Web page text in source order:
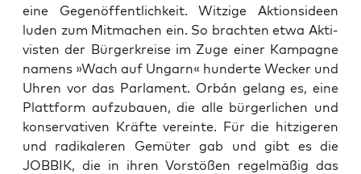
eine Gegen­öf­fent­lich­keit. Wit­zi­ge Akti­ons­ideen
luden zum Mit­ma­chen ein. So brach­ten etwa Akti­
vis­ten der Bür­ger­krei­se im Zuge einer Kam­pa­gne
namens »Wach auf Ungarn« hun­der­te Wecker und
Uhren vor das Par­la­ment. Orbán gelang es, eine
Platt­form auf­zu­bau­en, die alle bür­ger­li­chen und
kon­ser­va­ti­ven Kräf­te ver­ein­te. Für die hit­zi­ge­ren
und radi­ka­le­ren Gemü­ter gab und gibt es die
JOBBIK, die in ihren Vor­stö­ßen regel­mä­ßig das